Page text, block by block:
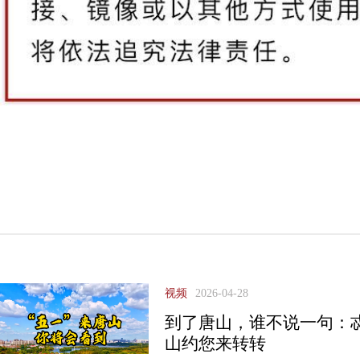
视频 2026-04-28
到了唐山，谁不说一句：
山约您来转转